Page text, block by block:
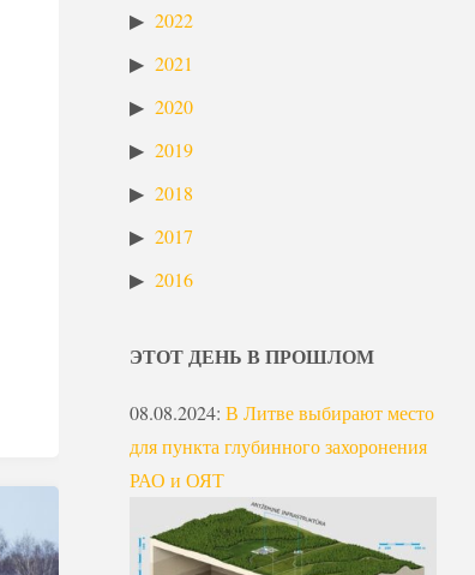
2022
2021
2020
2019
2018
2017
2016
ЭТОТ ДЕНЬ В ПРОШЛОМ
08.08.2024: В Литве выбирают место
для пункта глубинного захоронения
РАО и ОЯТ